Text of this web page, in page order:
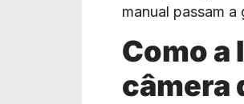
manual passam a
Como a
câmera